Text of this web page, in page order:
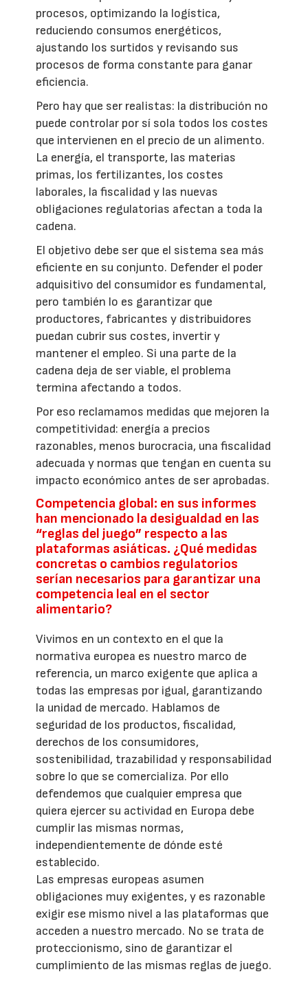
procesos, optimizando la logística,
reduciendo consumos energéticos,
ajustando los surtidos y revisando sus
procesos de forma constante para ganar
eficiencia.
Pero hay que ser realistas: la distribución no
puede controlar por sí sola todos los costes
que intervienen en el precio de un alimento.
La energía, el transporte, las materias
primas, los fertilizantes, los costes
laborales, la fiscalidad y las nuevas
obligaciones regulatorias afectan a toda la
cadena.
El objetivo debe ser que el sistema sea más
eficiente en su conjunto. Defender el poder
adquisitivo del consumidor es fundamental,
pero también lo es garantizar que
productores, fabricantes y distribuidores
puedan cubrir sus costes, invertir y
mantener el empleo. Si una parte de la
cadena deja de ser viable, el problema
termina afectando a todos.
Por eso reclamamos medidas que mejoren la
competitividad: energía a precios
razonables, menos burocracia, una fiscalidad
adecuada y normas que tengan en cuenta su
impacto económico antes de ser aprobadas.
Competencia global: en sus informes
han mencionado la desigualdad en las
“reglas del juego” respecto a las
plataformas asiáticas. ¿Qué medidas
concretas o cambios regulatorios
serían necesarios para garantizar una
competencia leal en el sector
alimentario?
Vivimos en un contexto en el que la
normativa europea es nuestro marco de
referencia, un marco exigente que aplica a
todas las empresas por igual, garantizando
la unidad de mercado. Hablamos de
seguridad de los productos, fiscalidad,
derechos de los consumidores,
sostenibilidad, trazabilidad y responsabilidad
sobre lo que se comercializa. Por ello
defendemos que cualquier empresa que
quiera ejercer su actividad en Europa debe
cumplir las mismas normas,
independientemente de dónde esté
establecido.
Las empresas europeas asumen
obligaciones muy exigentes, y es razonable
exigir ese mismo nivel a las plataformas que
acceden a nuestro mercado. No se trata de
proteccionismo, sino de garantizar el
cumplimiento de las mismas reglas de juego.